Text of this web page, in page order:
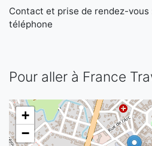
Contact et prise de rendez-vous
téléphone
Pour aller à France
+
−